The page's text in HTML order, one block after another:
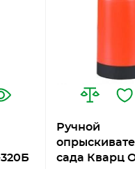
Ручной
сада Кварц